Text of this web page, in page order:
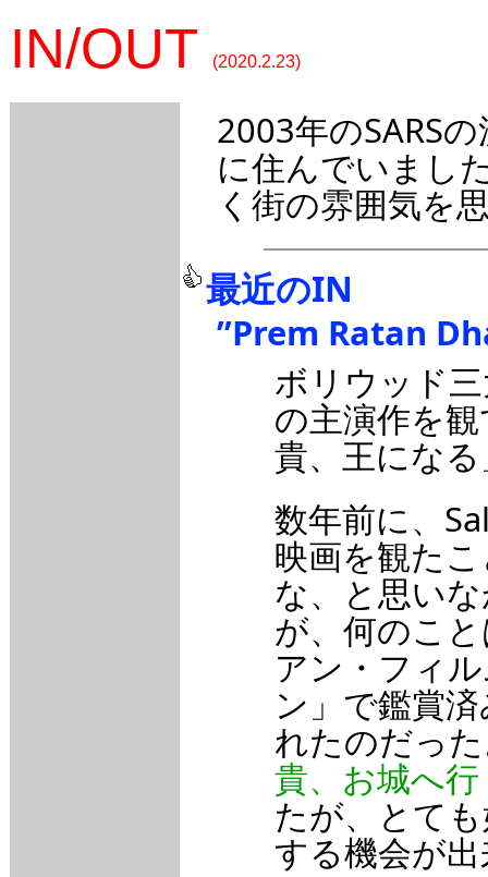
IN/OUT (2020.2.23)
2003年のSARS
に住んでいまし
く街の雰囲気を
最近のIN
”Prem Ratan
ボリウッド
の主演作を
貴、王にな
数年前に、
映画を観た
な、と思い
が、何のこ
アン・フィ
ン」で鑑賞
れたのだっ
貴、お城へ
たが、とて
する機会が